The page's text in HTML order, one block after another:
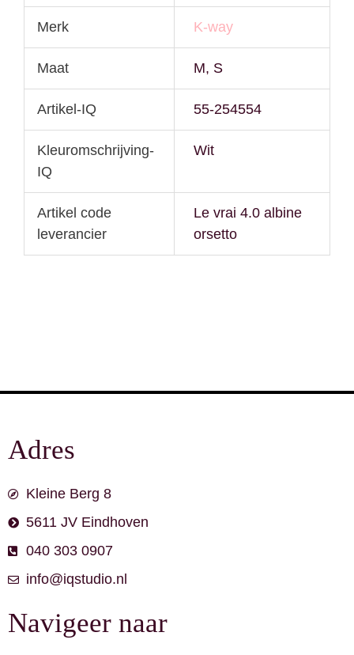
Merk K-way
Maat M, S
Artikel-IQ 55-254554
Kleuromschrijving-
IQ
Wit
Artikel code
leverancier
Le vrai 4.0 albine
orsetto
Adres
Kleine Berg 8
5611 JV Eindhoven
040 303 0907
info@iqstudio.nl
Navigeer naar